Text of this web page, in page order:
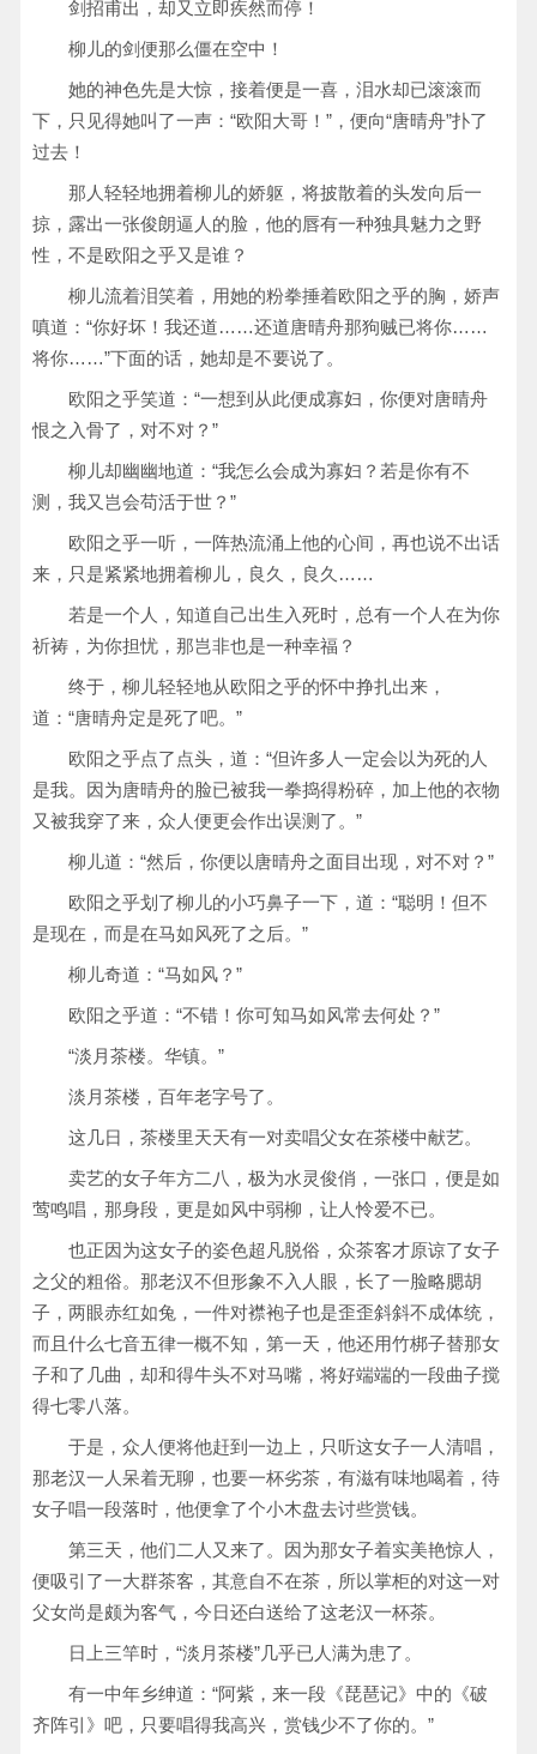
剑招甫出，却又立即疾然而停！
柳儿的剑便那么僵在空中！
她的神色先是大惊，接着便是一喜，泪水却已滚滚而
下，只见得她叫了一声：“欧阳大哥！”，便向“唐晴舟”扑了
过去！
那人轻轻地拥着柳儿的娇躯，将披散着的头发向后一
掠，露出一张俊朗逼人的脸，他的唇有一种独具魅力之野
性，不是欧阳之乎又是谁？
柳儿流着泪笑着，用她的粉拳捶着欧阳之乎的胸，娇声
嗔道：“你好坏！我还道……还道唐晴舟那狗贼已将你……
将你……”下面的话，她却是不要说了。
欧阳之乎笑道：“一想到从此便成寡妇，你便对唐晴舟
恨之入骨了，对不对？”
柳儿却幽幽地道：“我怎么会成为寡妇？若是你有不
测，我又岂会苟活于世？”
欧阳之乎一听，一阵热流涌上他的心间，再也说不出话
来，只是紧紧地拥着柳儿，良久，良久……
若是一个人，知道自己出生入死时，总有一个人在为你
祈祷，为你担忧，那岂非也是一种幸福？
终于，柳儿轻轻地从欧阳之乎的怀中挣扎出来，
道：“唐晴舟定是死了吧。”
欧阳之乎点了点头，道：“但许多人一定会以为死的人
是我。因为唐晴舟的脸已被我一拳捣得粉碎，加上他的衣物
又被我穿了来，众人便更会作出误测了。”
柳儿道：“然后，你便以唐晴舟之面目出现，对不对？”
欧阳之乎划了柳儿的小巧鼻子一下，道：“聪明！但不
是现在，而是在马如风死了之后。”
柳儿奇道：“马如风？”
欧阳之乎道：“不错！你可知马如风常去何处？”
“淡月茶楼。华镇。”
淡月茶楼，百年老字号了。
这几日，茶楼里天天有一对卖唱父女在茶楼中献艺。
卖艺的女子年方二八，极为水灵俊俏，一张口，便是如
莺鸣唱，那身段，更是如风中弱柳，让人怜爱不已。
也正因为这女子的姿色超凡脱俗，众茶客才原谅了女子
之父的粗俗。那老汉不但形象不入人眼，长了一脸略腮胡
子，两眼赤红如兔，一件对襟袍子也是歪歪斜斜不成体统，
而且什么七音五律一概不知，第一天，他还用竹梆子替那女
子和了几曲，却和得牛头不对马嘴，将好端端的一段曲子搅
得七零八落。
于是，众人便将他赶到一边上，只听这女子一人清唱，
那老汉一人呆着无聊，也要一杯劣茶，有滋有味地喝着，待
女子唱一段落时，他便拿了个小木盘去讨些赏钱。
第三天，他们二人又来了。因为那女子着实美艳惊人，
便吸引了一大群茶客，其意自不在茶，所以掌柜的对这一对
父女尚是颇为客气，今日还白送给了这老汉一杯茶。
日上三竿时，“淡月茶楼”几乎已人满为患了。
有一中年乡绅道：“阿紫，来一段《琵琶记》中的《破
齐阵引》吧，只要唱得我高兴，赏钱少不了你的。”